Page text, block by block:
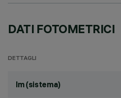
DATI FOTOMETRICI
DETTAGLI
lm (sistema)